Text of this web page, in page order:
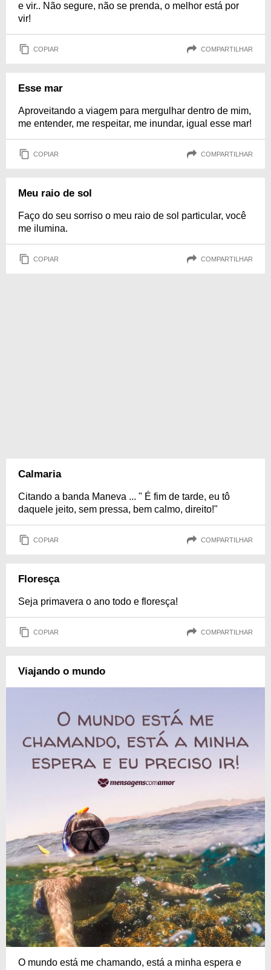
e vir.. Não segure, não se prenda, o melhor está por
vir!
COPIAR COMPARTILHAR
Esse mar
Aproveitando a viagem para mergulhar dentro de mim,
me entender, me respeitar, me inundar, igual esse mar!
COPIAR COMPARTILHAR
Meu raio de sol
Faço do seu sorriso o meu raio de sol particular, você
me ilumina.
COPIAR COMPARTILHAR
Calmaria
Citando a banda Maneva ... " É fim de tarde, eu tô
daquele jeito, sem pressa, bem calmo, direito!"
COPIAR COMPARTILHAR
Floresça
Seja primavera o ano todo e floresça!
COPIAR COMPARTILHAR
Viajando o mundo
O mundo está me chamando, está a minha espera e